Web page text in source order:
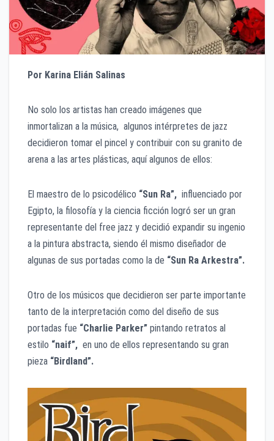
Por Karina Elián Salinas
No solo los artistas han creado imágenes que
inmortalizan a la música, algunos intérpretes de jazz
decidieron tomar el pincel y contribuir con su granito de
arena a las artes plásticas, aquí algunos de ellos:
El maestro de lo psicodélico “Sun Ra”, influenciado por
Egipto, la filosofía y la ciencia ficción logró ser un gran
representante del free jazz y decidió expandir su ingenio
a la pintura abstracta, siendo él mismo diseñador de
algunas de sus portadas como la de “Sun Ra Arkestra”.
Otro de los músicos que decidieron ser parte importante
tanto de la interpretación como del diseño de sus
portadas fue “Charlie Parker” pintando retratos al
estilo “naif”, en uno de ellos representando su gran
pieza “Birdland”.